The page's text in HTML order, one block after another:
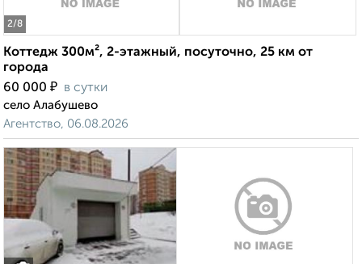
2/8
Коттедж 300м², 2-этажный, посуточно, 25 км от
города
60 000 ₽ в сутки
село Алабушево
Агентство, 06.08.2026